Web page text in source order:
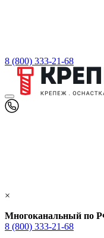
8 (800) 333-21-68
×
Многоканальный по
8 (800) 333‑21-68